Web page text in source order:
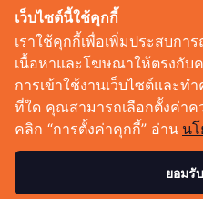
Saucy
เว็บไซต์นี้ใช้คุกกี้
เราใช้คุกกี้เพื่อเพิ่มประสบกา
เนื้อหาและโฆษณาให้ตรงกับ
การเข้าใช้งานเว็บไซต์และท
ที่ใด คุณสามารถเลือกตั้งค่า
คลิก “การตั้งค่าคุกกี้” อ่าน น
ยอมรั